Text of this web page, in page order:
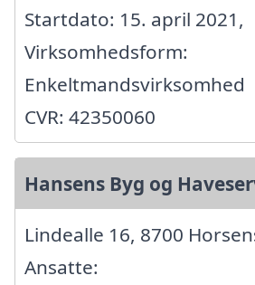
Startdato: 15. april 2021,
Virksomhedsform:
Enkeltmandsvirksomhed
CVR: 42350060
Hansens Byg og
Lindealle 16, 8700
Ansatte: